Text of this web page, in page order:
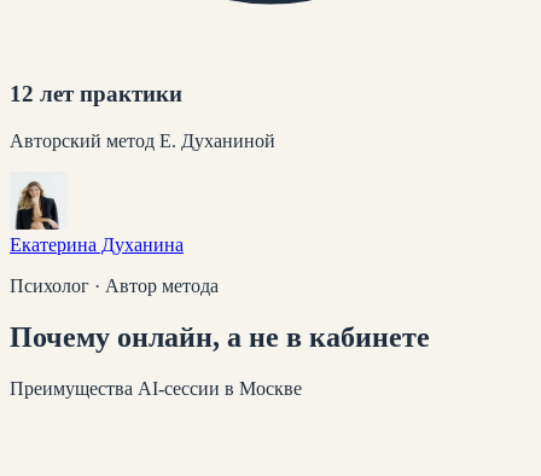
12 лет практики
Авторский метод Е. Духаниной
Екатерина Духанина
Психолог · Автор метода
Почему онлайн, а не в кабинете
Преимущества AI-сессии в Москве